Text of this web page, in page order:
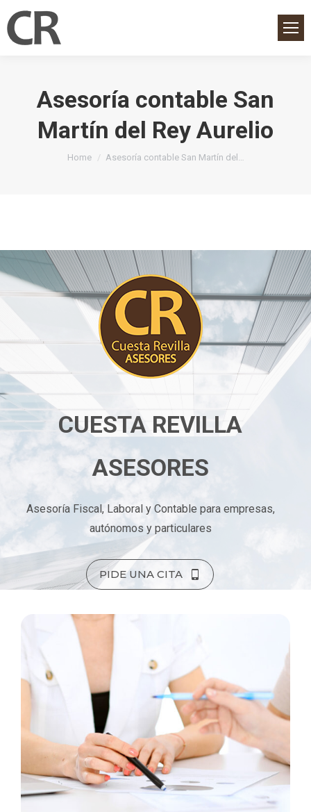
Asesoría contable San
Martín del Rey Aurelio
You are here:
Home Asesoría contable San Martín del…
CUESTA REVILLA
ASESORES
Asesoría Fiscal, Laboral y Contable para empresas,
autónomos y particulares
PIDE UNA CITA